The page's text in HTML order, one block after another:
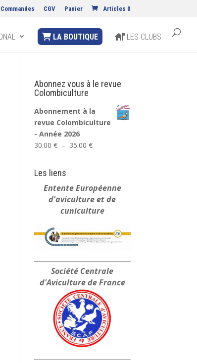
Commandes CGV Panier Articles 0
LA BOUTIQUE LES CLUBS
Abonnez vous à le revue
Colombiculture
Abonnement à la
revue Colombiculture
- Année 2026
30.00€ – 35.00€Plage
à
35.00 €
Les liens
Entente Européenne
d'aviculture et de
cuniculture
Société Centrale
d'Aviculture de France